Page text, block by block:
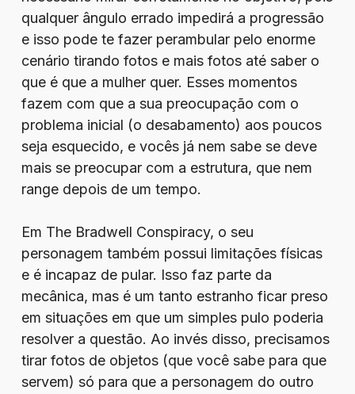
qualquer ângulo errado impedirá a progressão
e isso pode te fazer perambular pelo enorme
cenário tirando fotos e mais fotos até saber o
que é que a mulher quer. Esses momentos
fazem com que a sua preocupação com o
problema inicial (o desabamento) aos poucos
seja esquecido, e vocês já nem sabe se deve
mais se preocupar com a estrutura, que nem
range depois de um tempo.
Em The Bradwell Conspiracy, o seu
personagem também possui limitações físicas
e é incapaz de pular. Isso faz parte da
mecânica, mas é um tanto estranho ficar preso
em situações em que um simples pulo poderia
resolver a questão. Ao invés disso, precisamos
tirar fotos de objetos (que você sabe para que
servem) só para que a personagem do outro